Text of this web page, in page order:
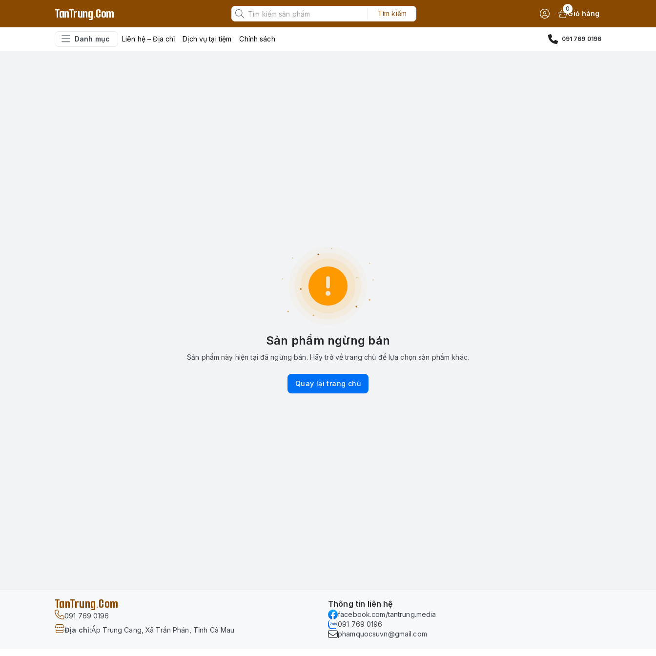
TanTrung.Com Tìm kiếm
0
Giỏ hàng
Danh mục Liên hệ – Địa chỉ Dịch vụ tại tiệm Chính sách 091 769 0196
Sản phẩm ngừng bán
Sản phẩm này hiện tại đã ngừng bán. Hãy trở về trang chủ để lựa chọn sản phẩm khác.
Quay lại trang chủ
TanTrung.Com
091 769 0196
Địa chỉ:Ấp Trung Cang, Xã Trần Phán, Tỉnh Cà Mau
Thông tin liên hệ
facebook.com/tantrung.media
091 769 0196
phamquocsuvn@gmail.com